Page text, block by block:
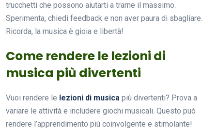
trucchetti che possono aiutarti a trarne il massimo.
Sperimenta, chiedi feedback e non aver paura di sbagliare.
Ricorda, la musica è gioia e libertà!
Come rendere le lezioni di
musica più divertenti
Vuoi rendere le lezioni di musica più divertenti? Prova a
variare le attività e includere giochi musicali. Questo può
rendere l’apprendimento più coinvolgente e stimolante!